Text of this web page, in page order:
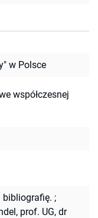
w Polsce
współczesnej
bibliografię. ;
prof. UG, dr